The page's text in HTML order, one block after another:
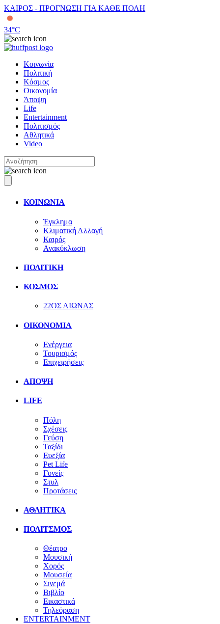
ΚΑΙΡΟΣ - ΠΡΟΓΝΩΣΗ ΓΙΑ ΚΑΘΕ ΠΟΛΗ
34°C
Κοινωνία
Πολιτική
Κόσμος
Οικονομία
Άποψη
Life
Entertainment
Πολιτισμός
Αθλητικά
Video
ΚΟΙΝΩΝΙΑ
Έγκλημα
Κλιματική Αλλαγή
Καιρός
Ανακύκλωση
ΠΟΛΙΤΙΚΗ
ΚΟΣΜΟΣ
22ΟΣ ΑΙΩΝΑΣ
ΟΙΚΟΝΟΜΙΑ
Ενέργεια
Τουρισμός
Επιχειρήσεις
ΑΠΟΨΗ
LIFE
Πόλη
Σχέσεις
Γεύση
Ταξίδι
Ευεξία
Pet Life
Γονείς
Στυλ
Προτάσεις
ΑΘΛΗΤΙΚΑ
ΠΟΛΙΤΣΜΟΣ
Θέατρο
Μουσική
Χορός
Μουσεία
Σινεμά
Βιβλίο
Εικαστικά
Τηλεόραση
ENTERTAINMENT